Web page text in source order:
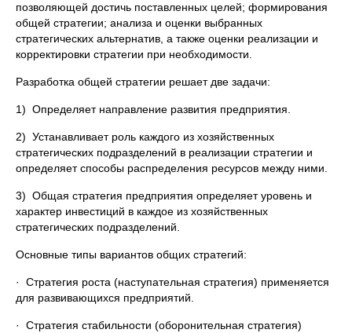
позволяющей достичь поставленных целей; формирования
общей стратегии; анализа и оценки выбранных
стратегических альтернатив, а также оценки реализации и
корректировки стратегии при необходимости.
Разработка общей стратегии решает две задачи:
1) Определяет направление развития предприятия.
2) Устанавливает роль каждого из хозяйственных
стратегических подразделений в реализации стратегии и
определяет способы распределения ресурсов между ними.
3) Общая стратегия предприятия определяет уровень и
характер инвестиций в каждое из хозяйственных
стратегических подразделений.
Основные типы вариантов общих стратегий:
· Стратегия роста (наступательная стратегия) применяется
для развивающихся предприятий.
· Стратегия стабильности (оборонительная стратегия)